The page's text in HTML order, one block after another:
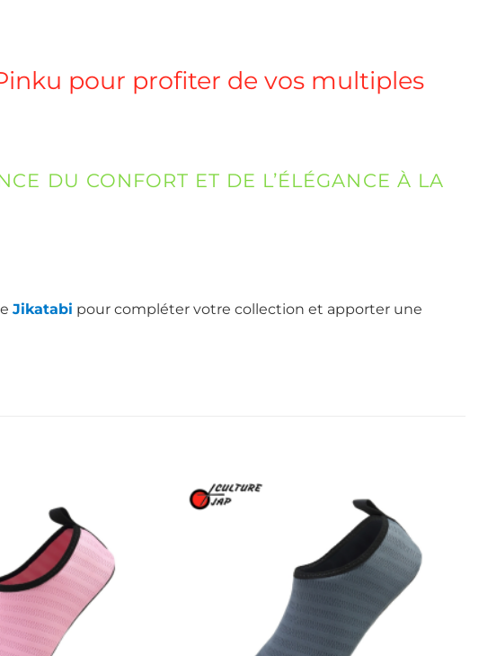
pour profiter de vos multiples
DU CONFORT ET DE L’ÉLÉGANCE À LA
Jikatabi pour compléter votre collection et apporter une
d’envies
à la liste
d’envies